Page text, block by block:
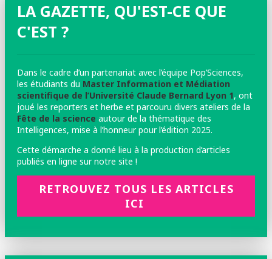
LA GAZETTE, QU'EST-CE QUE
C'EST ?
Dans le cadre d’un partenariat avec l’équipe Pop’Sciences,
les étudiants du Master Information et Médiation
scientifique de l’Université Claude Bernard Lyon 1, ont
joué les reporters et herbe et parcouru divers ateliers de la
Fête de la science autour de la thématique des
Intelligences, mise à l’honneur pour l’édition 2025.
Cette démarche a donné lieu à la production d’articles
publiés en ligne sur notre site !
RETROUVEZ TOUS LES ARTICLES
ICI